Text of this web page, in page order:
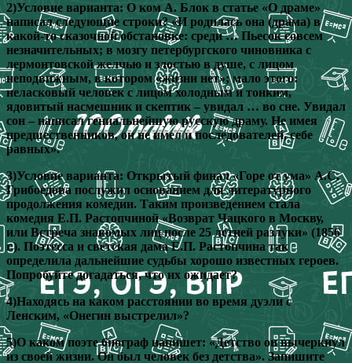
2)Условие варианта: О ком А. Блок в статье «О драме»
написал следующие строки? «И родилась она (драма) в
какой-то сказочной обстановке: среди … Пьесок совсем
незначительных; в мозгу петербургского чиновника с
лермонтовской желчью и злостью в душе, с лицом
неподвижным, в котором «жизни нет»; мало этого:
неласковый человек с лицом холодным и тонким,
ядовитый насмешник и скептик – увидал … во сне. Увидал
сон – написал гениальнейшую русскую драму. Не имея
предшественников, он не имел и последователей, себе
равных».
3)Условие варианта: Открытый финал «Горе от ума» А.С.
Грибоедова послужил основанием для литературного
продолжения комедии. Таким произведением стала
комедия Е.П. Растопчиной «Возврат Чацкого в Москву,
или Встреча знакомых лиц после 25 летней разлуки» (1856
г.). Поэтесса и светская дама Е.П. Растопчина так
определила дальнейшие судьбы хорошо известных героев.
Попробуйте догадаться, что их ожидает?
4)Находясь на каком расстоянии во время дуэли с
Ленским, «Онегин выстрелил»?
5)О каком поэте биограф напишет: «Детство он вычеркнул
из своей жизни. Он был человек без детства». Запишите